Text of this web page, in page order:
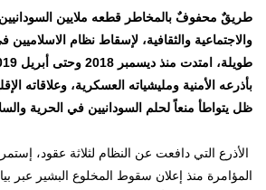
طريقٌ محفوفٌ بالمخاطر قطعه ملايين السودانيين
والاجتماعية والثقافية، لإسقاط نظام
بأذرعه الأمنية ومليشياته العسكرية، وعلاقاته
ظل يتواطأ منعاً لحلم السودانيين في الحرية
الأذرع التي دافعت عن النظام لثلاثة عقود،
المؤامرة منذ إعلان سقوط المخلوع البشير عبر